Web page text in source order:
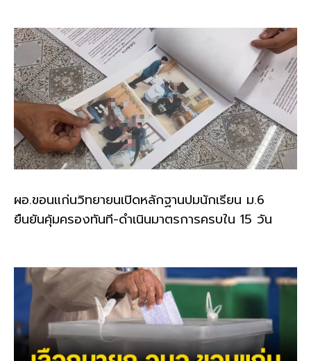
ผอ.ขอนแก่นวิทยายนเปิดหลักฐานปมนักเรียน ม.6
ยืนยันคุ้มครองทันที-ดำเนินมาตรการครบใน 15 วัน